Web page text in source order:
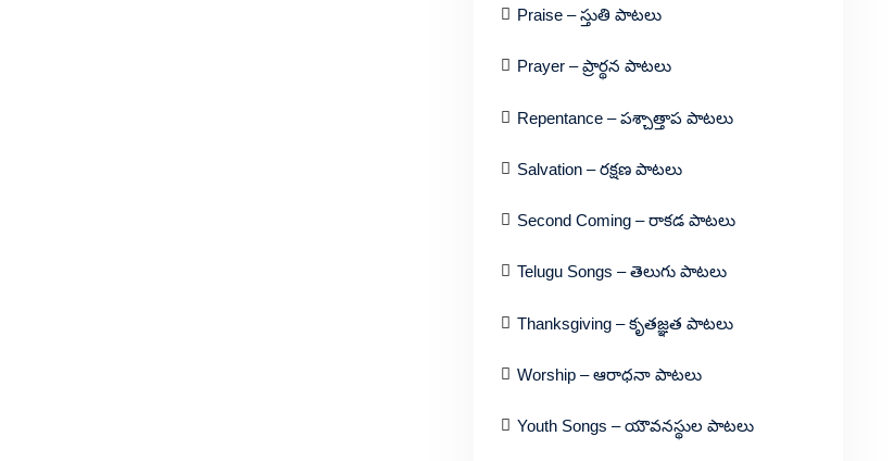
Praise – స్తుతి పాటలు
Prayer – ప్రార్థన పాటలు
Repentance – పశ్చాత్తాప పాటలు
Salvation – రక్షణ పాటలు
Second Coming – రాకడ పాటలు
Telugu Songs – తెలుగు పాటలు
Thanksgiving – కృతజ్ఞత పాటలు
Worship – ఆరాధనా పాటలు
Youth Songs – యౌవనస్థుల పాటలు